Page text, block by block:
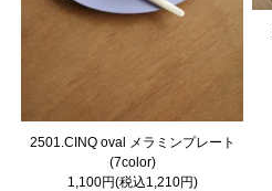
2501.CINQ oval メラミンプレート
(7color)
1,100円(税込1,210円)